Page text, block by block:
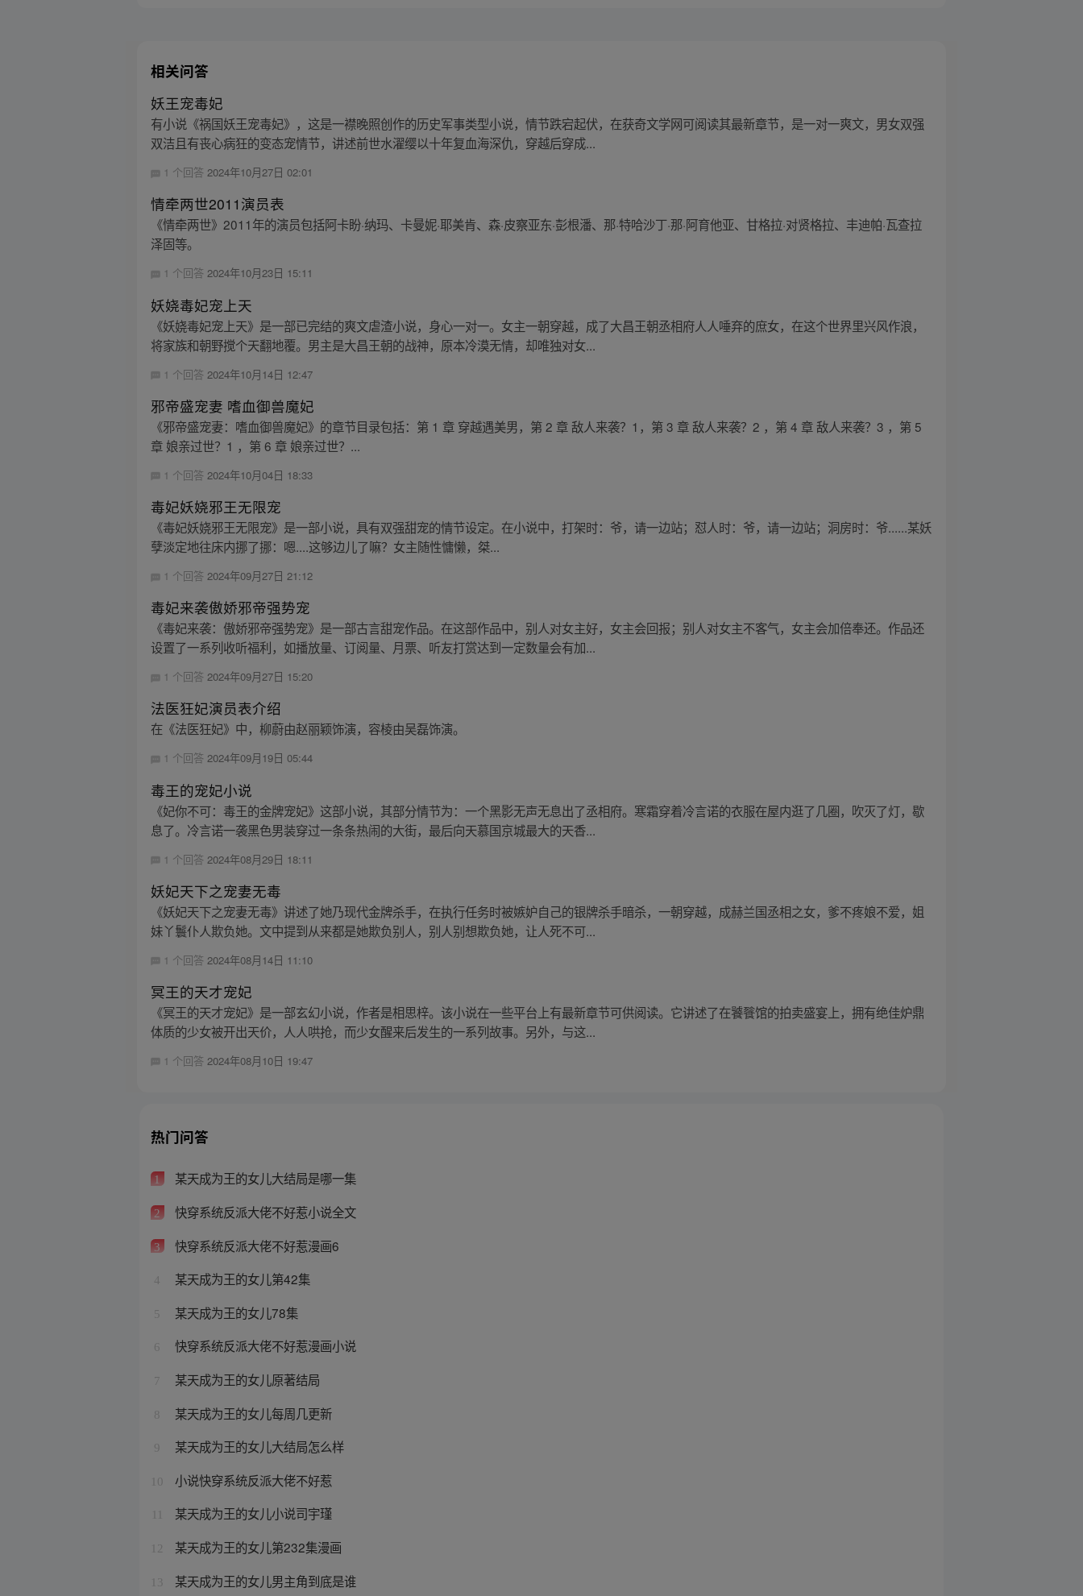
相关问答
妖王宠毒妃
有小说《祸国妖王宠毒妃》，这是一襟晚照创作的历史军事类型小说，情节跌宕起伏，在获奇文学网可阅读其最新章节，是一对一爽文，男女双强
双洁且有丧心病狂的变态宠情节，讲述前世水濯缨以十年复血海深仇，穿越后穿成...
1 个回答2024年10月27日 02:01
情牵两世2011演员表
《情牵两世》2011年的演员包括阿卡盼·纳玛、卡曼妮·耶美肯、森·皮察亚东·彭根潘、那·特哈沙丁·那·阿育他亚、甘格拉·对贤格拉、丰迪帕·瓦查拉
泽固等。
1 个回答2024年10月23日 15:11
妖娆毒妃宠上天
《妖娆毒妃宠上天》是一部已完结的爽文虐渣小说，身心一对一。女主一朝穿越，成了大昌王朝丞相府人人唾弃的庶女，在这个世界里兴风作浪，
将家族和朝野搅个天翻地覆。男主是大昌王朝的战神，原本冷漠无情，却唯独对女...
1 个回答 2024年10月14日 12:47
邪帝盛宠妻 嗜血御兽魔妃
《邪帝盛宠妻：嗜血御兽魔妃》的章节目录包括：第 1 章 穿越遇美男，第 2 章 敌人来袭？1，第 3 章 敌人来袭？2 ，第 4 章 敌人来袭？3 ，第 5
章 娘亲过世？1 ，第 6 章 娘亲过世？...
1 个回答 2024年10月04日 18:33
毒妃妖娆邪王无限宠
《毒妃妖娆邪王无限宠》是一部小说，具有双强甜宠的情节设定。在小说中，打架时：爷，请一边站；怼人时：爷，请一边站；洞房时：爷......某妖
孽淡定地往床内挪了挪：嗯....这够边儿了嘛？女主随性慵懒，桀...
1 个回答2024年09月27日 21:12
毒妃来袭傲娇邪帝强势宠
《毒妃来袭：傲娇邪帝强势宠》是一部古言甜宠作品。在这部作品中，别人对女主好，女主会回报；别人对女主不客气，女主会加倍奉还。作品还
设置了一系列收听福利，如播放量、订阅量、月票、听友打赏达到一定数量会有加...
1 个回答2024年09月27日 15:20
法医狂妃演员表介绍
在《法医狂妃》中，柳蔚由赵丽颖饰演，容棱由吴磊饰演。
1 个回答2024年09月19日 05:44
毒王的宠妃小说
《妃你不可：毒王的金牌宠妃》这部小说，其部分情节为：一个黑影无声无息出了丞相府。寒霜穿着冷言诺的衣服在屋内逛了几圈，吹灭了灯，歇
息了。冷言诺一袭黑色男装穿过一条条热闹的大街，最后向天慕国京城最大的天香...
1 个回答 2024年08月29日 18:11
妖妃天下之宠妻无毒
《妖妃天下之宠妻无毒》讲述了她乃现代金牌杀手，在执行任务时被嫉妒自己的银牌杀手暗杀，一朝穿越，成赫兰国丞相之女，爹不疼娘不爱，姐
妹丫鬟仆人欺负她。文中提到从来都是她欺负别人，别人别想欺负她，让人死不可...
1 个回答 2024年08月14日 11:10
冥王的天才宠妃
《冥王的天才宠妃》是一部玄幻小说，作者是相思梓。该小说在一些平台上有最新章节可供阅读。它讲述了在饕餮馆的拍卖盛宴上，拥有绝佳炉鼎
体质的少女被开出天价，人人哄抢，而少女醒来后发生的一系列故事。另外，与这...
1 个回答2024年08月10日 19:47
热门问答
1 某天成为王的女儿大结局是哪一集
2 快穿系统反派大佬不好惹小说全文
3 快穿系统反派大佬不好惹漫画6
4 某天成为王的女儿第42集
5 某天成为王的女儿78集
6 快穿系统反派大佬不好惹漫画小说
7 某天成为王的女儿原著结局
8 某天成为王的女儿每周几更新
9 某天成为王的女儿大结局怎么样
10 小说快穿系统反派大佬不好惹
某天成为王的女儿小说司宇瑾
12 某天成为王的女儿第232集漫画
13 某天成为王的女儿男主角到底是谁